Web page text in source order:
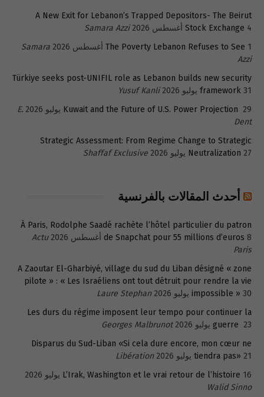
A New Exit for Lebanon’s Trapped Depositors- The Beirut
Stock Exchange 4 أغسطس 2026
Samara Azzi
The Poverty Lebanon Refuses to See 1 أغسطس 2026
Samara
Azzi
Türkiye seeks post-UNIFIL role as Lebanon builds new security
framework 31 يوليو 2026
Yusuf Kanli
Kuwait and the Future of U.S. Power Projection 29 يوليو 2026
E.
Dent
Strategic Assessment: From Regime Change to Strategic
Neutralization 27 يوليو 2026 Shaffaf Exclusive
أحدث المقالات بالفرنسية
À Paris, Rodolphe Saadé rachète l’hôtel particulier du patron
de Snapchat pour 55 millions d’euros 8 أغسطس 2026
Actu
Paris
A Zaoutar El-Gharbiyé, village du sud du Liban désigné « zone
pilote » : « Les Israéliens ont tout détruit pour rendre la vie
impossible » 30 يوليو 2026
Laure Stephan
Les durs du régime imposent leur tempo pour continuer la
guerre 23 يوليو 2026
Georges Malbrunot
Disparus du Sud-Liban «Si cela dure encore, mon cœur ne
tiendra pas» 21 يوليو 2026
Libération
L’Irak, Washington et le vrai retour de l’histoire 16 يوليو 2026
Walid Sinno